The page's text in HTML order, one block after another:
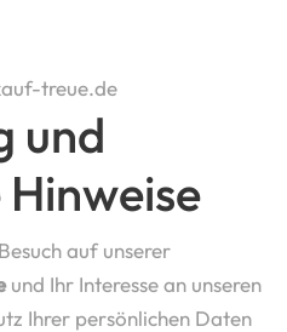
treue.de
und
auf unserer
und Ihr Interesse an unseren
Ihrer persönlichen Daten